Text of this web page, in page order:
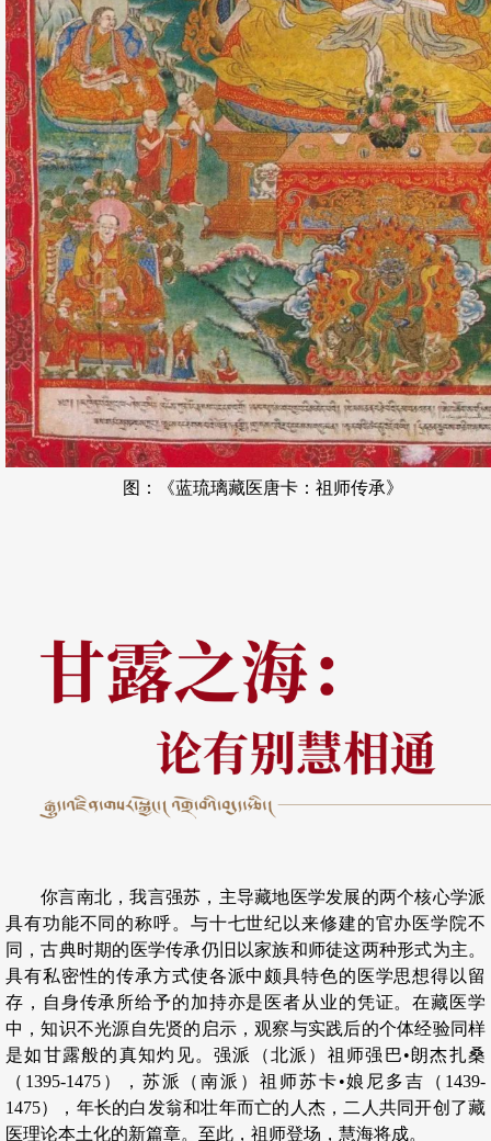
图：《蓝琉璃藏医唐卡：祖师传承》
你言南北，我言强苏，主导藏地医学发展的两个核心学派
具有功能不同的称呼。与十七世纪以来修建的官办医学院不
同，古典时期的医学传承仍旧以家族和师徒这两种形式为主。
具有私密性的传承方式使各派中颇具特色的医学思想得以留
存，自身传承所给予的加持亦是医者从业的凭证。在藏医学
中，知识不光源自先贤的启示，观察与实践后的个体经验同样
是如甘露般的真知灼见。强派（北派）祖师强巴•朗杰扎桑
（1395-1475），苏派（南派）祖师苏卡•娘尼多吉（1439-
1475），年长的白发翁和壮年而亡的人杰，二人共同开创了藏
医理论本土化的新篇章。至此，祖师登场，慧海将成。